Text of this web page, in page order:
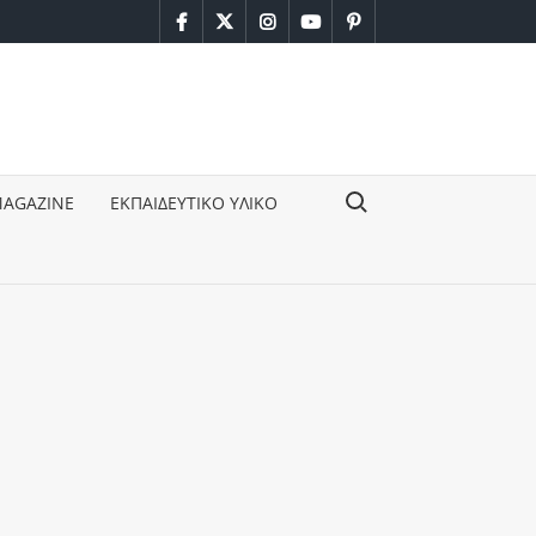
facebook
twitterinstagram
youtubepinterest
ΕΚΠΑΙΔΕΥΤΙΚΟ ΥΛΙΚΟ Search for: